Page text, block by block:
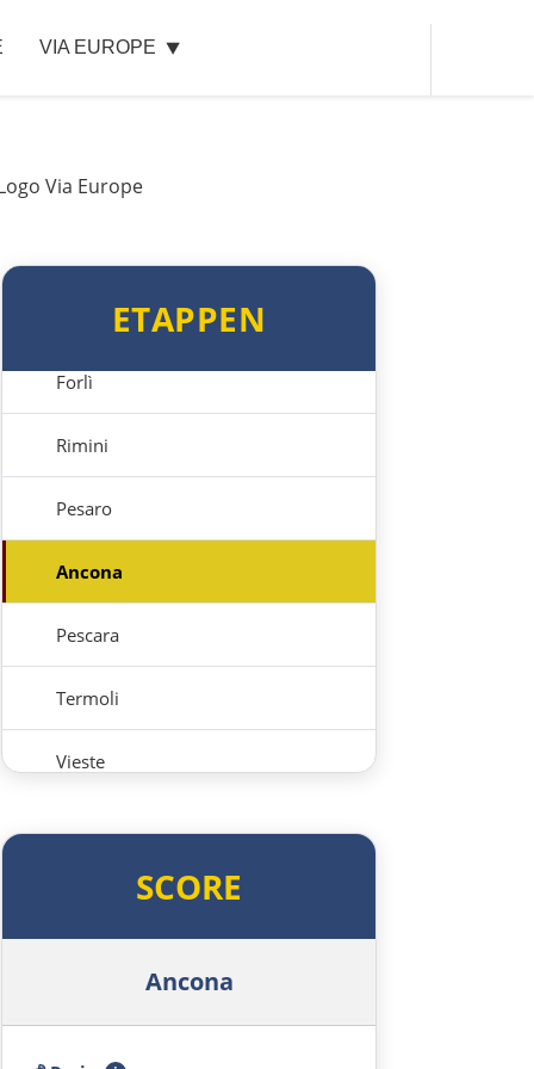
VIA EUROPE
ETAPPEN
Padua
Bologna
Forlì
Rimini
Pesaro
Ancona
Pescara
Termoli
Vieste
SCORE
Ancona